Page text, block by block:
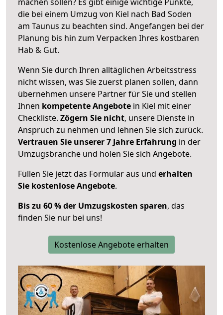
die bei einem Umzug von Kiel nach Bad Soden
am Taunus zu beachten sind. Angefangen bei der
Planung bis hin zum Verpacken Ihres kostbaren
Hab & Gut.
Wenn Sie durch Ihren alltäglichen Arbeitsstress
nicht wissen, was Sie zuerst planen sollen, dann
übernehmen unsere Partner für Sie und stellen
Ihnen kompetente Angebote in Kiel mit einer
Checkliste. Zögern Sie nicht, unsere Dienste in
Anspruch zu nehmen und lehnen Sie sich zurück.
Vertrauen Sie unserer 7 Jahre Erfahrung in der
Umzugsbranche und holen Sie sich Angebote.
Füllen Sie jetzt das Formular aus und erhalten
Sie kostenlose Angebote.
Bis zu 60 % der Umzugskosten sparen, das
finden Sie nur bei uns!
Kostenlose Angebote erhalten